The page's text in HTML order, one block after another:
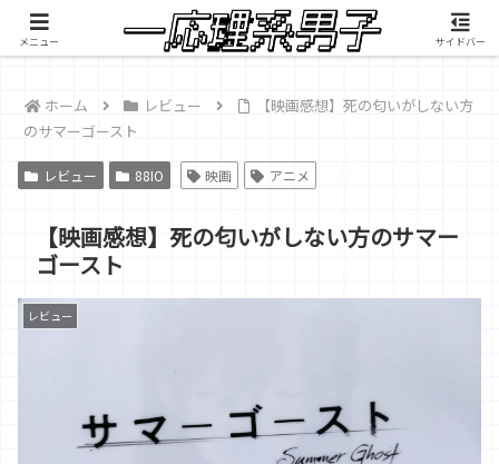
積雲が映像制作したMV『RANGEFINDER』公開中
ホーム レビュー
【映画感想】死の匂いがしない方
のサマーゴースト
レビュー 88IO 映画 アニメ
【映画感想】死の匂いがしない方のサマー
ゴースト
レビュー
メニュー サイドバー